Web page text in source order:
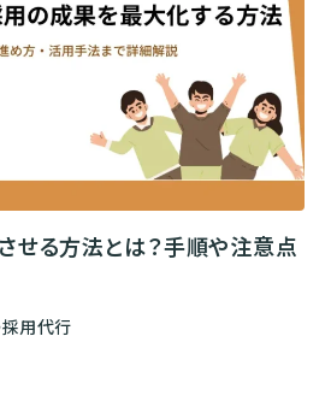
せる方法とは？手順や注意点
採用代行